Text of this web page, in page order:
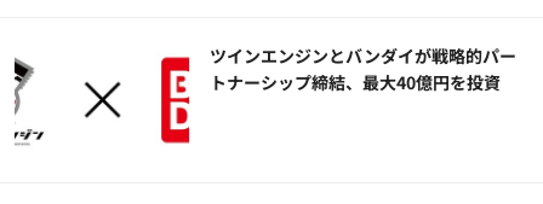
ツインエンジンとバンダイが戦略的パー
トナーシップ締結、最大40億円を投資